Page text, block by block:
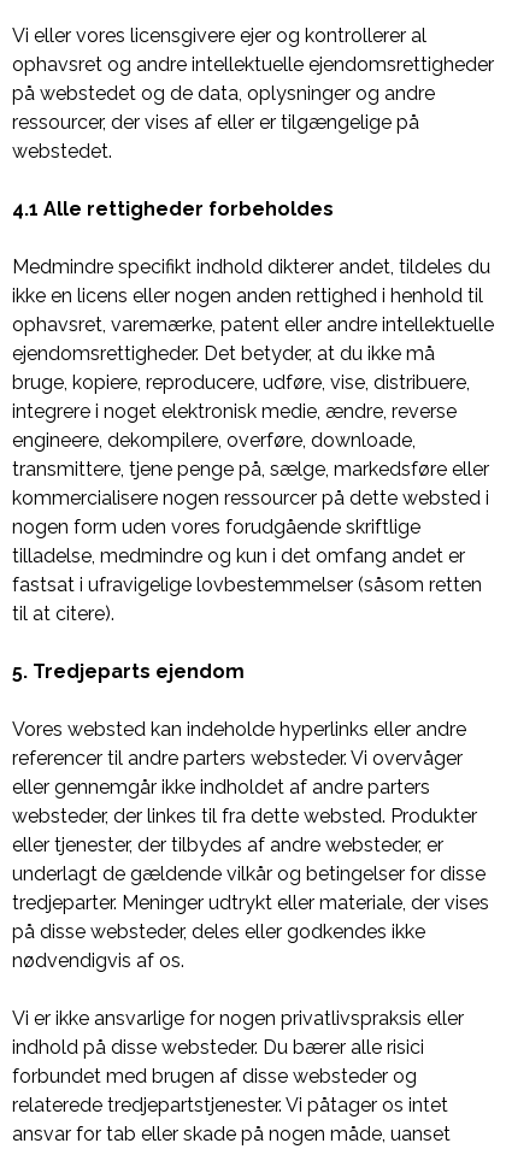
Vi eller vores licensgivere ejer og kontrollerer al
ophavsret og andre intellektuelle ejendomsrettigheder
på webstedet og de data, oplysninger og andre
ressourcer, der vises af eller er tilgængelige på
webstedet.
4.1 Alle rettigheder forbeholdes
Medmindre specifikt indhold dikterer andet, tildeles du
ikke en licens eller nogen anden rettighed i henhold til
ophavsret, varemærke, patent eller andre intellektuelle
ejendomsrettigheder. Det betyder, at du ikke må
bruge, kopiere, reproducere, udføre, vise, distribuere,
integrere i noget elektronisk medie, ændre, reverse
engineere, dekompilere, overføre, downloade,
transmittere, tjene penge på, sælge, markedsføre eller
kommercialisere nogen ressourcer på dette websted i
nogen form uden vores forudgående skriftlige
tilladelse, medmindre og kun i det omfang andet er
fastsat i ufravigelige lovbestemmelser (såsom retten
til at citere).
5. Tredjeparts ejendom
Vores websted kan indeholde hyperlinks eller andre
referencer til andre parters websteder. Vi overvåger
eller gennemgår ikke indholdet af andre parters
websteder, der linkes til fra dette websted. Produkter
eller tjenester, der tilbydes af andre websteder, er
underlagt de gældende vilkår og betingelser for disse
tredjeparter. Meninger udtrykt eller materiale, der vises
på disse websteder, deles eller godkendes ikke
nødvendigvis af os.
Vi er ikke ansvarlige for nogen privatlivspraksis eller
indhold på disse websteder. Du bærer alle risici
forbundet med brugen af ​​disse websteder og
relaterede tredjepartstjenester. Vi påtager os intet
ansvar for tab eller skade på nogen måde, uanset